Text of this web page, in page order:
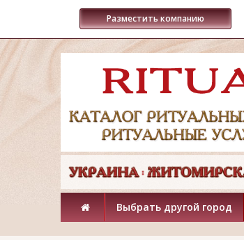
Разместить компанию
Выбрать другой город